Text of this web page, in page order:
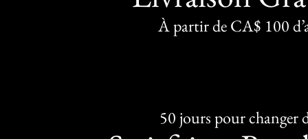
À partir de CA$ 100
50 jours pour changer